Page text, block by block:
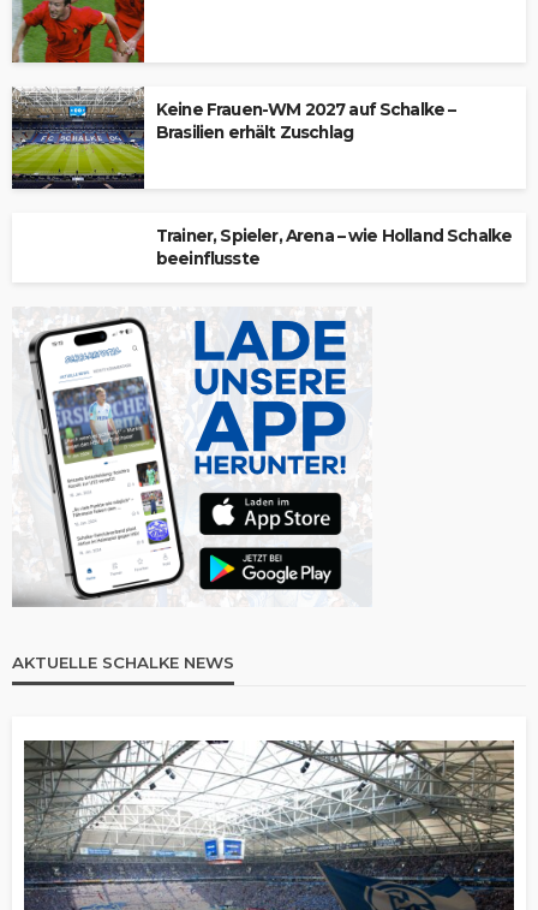
Keine Frauen-WM 2027 auf Schalke –
Brasilien erhält Zuschlag
Trainer, Spieler, Arena – wie Holland Schalke
beeinflusste
AKTUELLE SCHALKE NEWS